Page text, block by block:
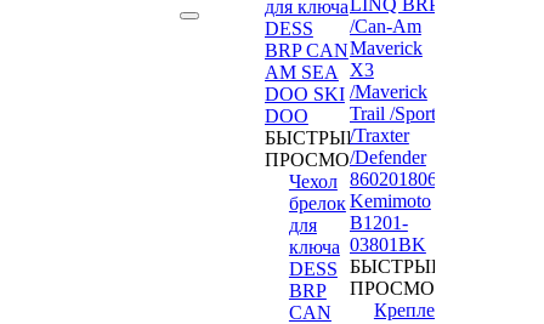
БЫСТРЫЙ
ПРОСМОТР
Чехол
брелок
для
ключа
DESS
BRP
CAN
БЫСТРЫЙ
ПРОСМОТР
Крепления